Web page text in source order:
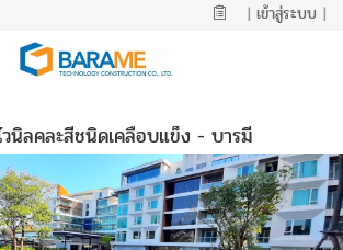
| เข้าสู่ระบบ |
นิลคละสีชนิดเคลือบแข็ง - บารมี